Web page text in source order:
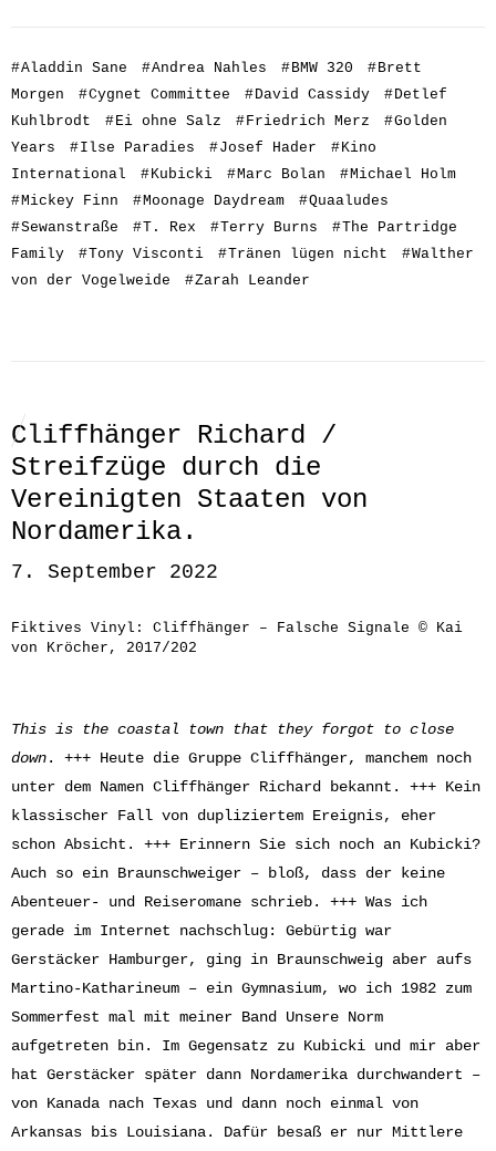
#Aladdin Sane #Andrea Nahles #BMW 320 #Brett
Morgen
#Cygnet Committee #David Cassidy #Detlef
Kuhlbrodt
#Ei ohne Salz #Friedrich Merz #Golden
Years
#Ilse Paradies #Josef Hader #Kino
International
#Kubicki #Marc Bolan #Michael Holm
#Mickey Finn #Moonage Daydream #Quaaludes
#Sewanstraße #T. Rex #Terry Burns #The Partridge
Family
#Tony Visconti #Tränen lügen nicht #Walther
von der Vogelweide
#Zarah Leander
Cliffhänger Richard /
Streifzüge durch die
Vereinigten Staaten von
Nordamerika.
7. September 2022
Fiktives Vinyl: Cliffhänger – Falsche Signale © Kai
von Kröcher, 2017/202
This is the coastal town that they forgot to close
down. +++ Heute die Gruppe Cliffhänger, manchem noch
unter dem Namen Cliffhänger Richard bekannt. +++ Kein
klassischer Fall von dupliziertem Ereignis, eher
schon Absicht. +++ Erinnern Sie sich noch an Kubicki?
Auch so ein Braunschweiger – bloß, dass der keine
Abenteuer- und Reiseromane schrieb. +++ Was ich
gerade im Internet nachschlug: Gebürtig war
Gerstäcker Hamburger, ging in Braunschweig aber aufs
Martino-Katharineum – ein Gymnasium, wo ich 1982 zum
Sommerfest mal mit meiner Band Unsere Norm
aufgetreten bin. Im Gegensatz zu Kubicki und mir aber
hat Gerstäcker später dann Nordamerika durchwandert –
von Kanada nach Texas und dann noch einmal von
Arkansas bis Louisiana. Dafür besaß er nur Mittlere